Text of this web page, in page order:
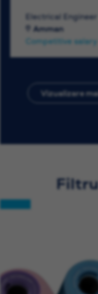
Electrical Engineer
Amman
Competitive salary
Vizualizare